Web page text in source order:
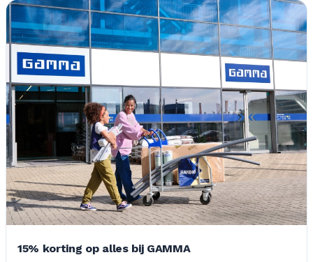
15% korting op alles bij GAMMA